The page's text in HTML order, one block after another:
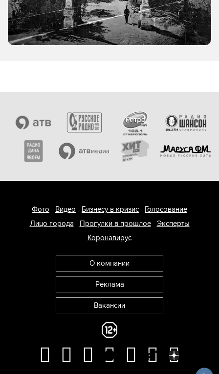
Фото Видео Бизнесу в кризис
Голосование
Лицо города
Прогулки в прошлое
Эксперты
Коронавирус
О компании
Реклама
Вакансии